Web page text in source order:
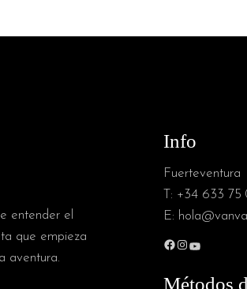
entender el
que empieza
aventura.
Info
Fuerteventura
T: +34 633 75
E:
Facebook
Instagram
YouTube
Métodos